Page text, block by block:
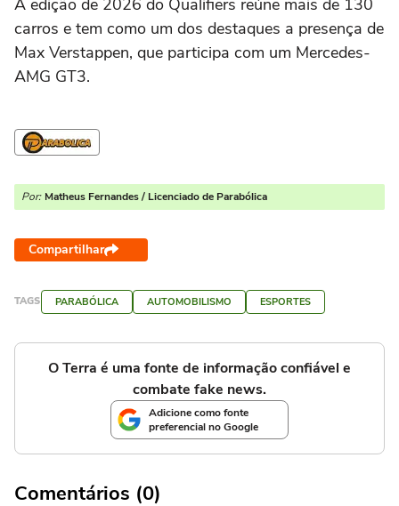
carros e tem como um dos destaques a presença de
Max Verstappen, que participa com um Mercedes-
AMG GT3.
Por: Matheus Fernandes / Licenciado de Parabólica
Compartilhar
TAGS PARABÓLICA AUTOMOBILISMO ESPORTES
O Terra é uma fonte de informação confiável e
combate fake news.
Adicione como fonte
preferencial no Google
Comentários (0)